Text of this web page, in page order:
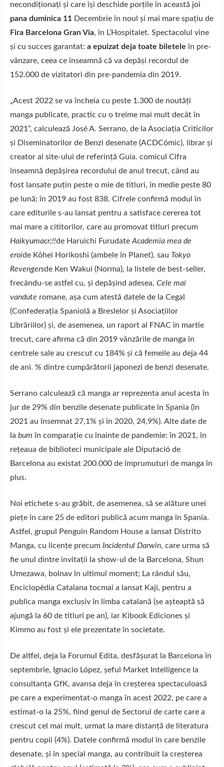
necondiționați și care își deschide porțile în această joi
pana duminica 11 Decembrie în noul și mai mare spațiu de
Fira Barcelona Gran Via, în L’Hospitalet. Spectacolul vine
și cu succes garantat: a epuizat deja toate biletele în pre-
vânzare, ceea ce înseamnă că va depăși recordul de
152.000 de vizitatori din pre-pandemia din 2019.
„Acest 2022 se va încheia cu peste 1.300 de noutăți
manga publicate, practic cu o treime mai mult decât în ​​
2021”, calculează José A. Serrano, de la Asociația Criticilor
și Diseminatorilor de Benzi desenate (ACDCómic), librar și
creator al site-ului de referință Guía. comicul Cifra
înseamnă depășirea recordului de anul trecut, când au
fost lansate puțin peste o mie de titluri, în medie peste 80
pe lună; în 2019 au fost 838. Cifrele confirmă modul în
care editurile s-au lansat pentru a satisface cererea tot
mai mare a cititorilor, care au promovat titluri precum
Haikyumacr;!!de Haruichi Furudate Academia mea de
eroide Kōhei Horikoshi (ambele în Planet), sau Tokyo
Revengersde Ken Wakui (Norma), la listele de best-seller,
frecându-se astfel cu, și depășind adesea, Cele mai
vandute romane, așa cum atestă datele de la Cegal
(Confederația Spaniolă a Breslelor și Asociațiilor
Librăriilor) și, de asemenea, un raport al FNAC în martie
trecut, care afirma că din 2019 vânzările de manga în
centrele sale au crescut cu 184% și că femeile au deja 44
de ani. % dintre cumpărătorii japonezi de benzi desenate.
Serrano calculează că manga ar reprezenta anul acesta în
jur de 29% din benzile desenate publicate în Spania (în
2021 au însemnat 27,1% și în 2020, 24,9%). Alte date de
la bumîn comparație cu înainte de pandemie: în 2021, în
rețeaua de biblioteci municipale ale Diputació de
Barcelona au existat 200.000 de împrumuturi de manga în
plus.
Noi etichete s-au grăbit, de asemenea, să se alăture unei
piețe în care 25 de editori publică acum manga în Spania.
Astfel, grupul Penguin Random House a lansat Distrito
Manga, cu licențe precum Incidentul Darwin, care urma să
fie unul dintre invitații la show-ul de la Barcelona, ​​Shun
Umezawa, bolnav în ultimul moment; La rândul său,
Enciclopèdia Catalana tocmai a lansat Kaji, pentru a
publica manga exclusiv în limba catalană (se așteaptă să
ajungă la 60 de titluri pe an), iar Kibook Ediciones și
Kimmo au fost și ele prezentate în societate.
De altfel, deja la Forumul Edita, desfășurat la Barcelona în
septembrie, Ignacio López, șeful Market Intelligence la
consultanța GfK, avansa deja în creșterea spectaculoasă
pe care a experimentat-o ​​manga în acest 2022, pe care a
estimat-o la 25%, fiind genul de Sectorul de carte care a
crescut cel mai mult, urmat la mare distanţă de literatura
pentru copii (4%). Datele confirmă modul în care benzile
desenate, și în special manga, au contribuit la creșterea